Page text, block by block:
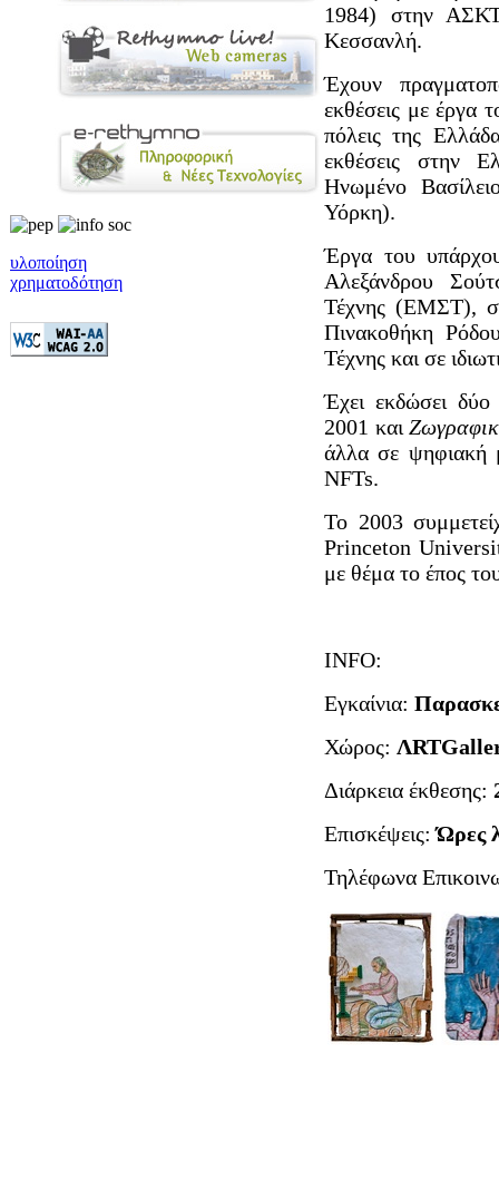
υλοποίηση
χρηματοδότηση
1984) στην
Κεσσανλή.
Έχουν
εκθέσεις με έργα
πόλεις της
εκθέσεις στην
Ηνωμένο
Υόρκη).
Έργα του
Αλεξάνδρου
Τέχνης (ΕΜΣΤ),
Πινακοθήκη
Τέχνης και σε
Έχει εκδώσει δύο
2001 και
άλλα σε ψηφιακή
NFTs.
Το 2003
Princeton
με θέμα το έπος
INFO:
Εγκαίνια:
Χώρος:
Διάρκεια έκθεσης:
Επισκέψεις:Ώρες
Τηλέφωνα